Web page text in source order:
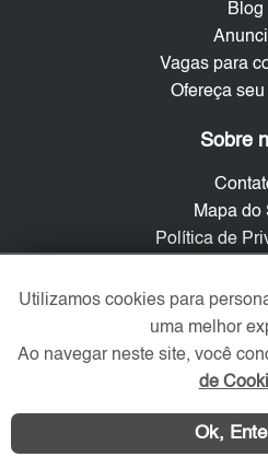
Blog
Vagas para
Ofereça seu
Sobre
Mapa do
Política de
Redes
Utilizamos cookies para
uma melhor
Ao navegar neste site, você
de
Ok,